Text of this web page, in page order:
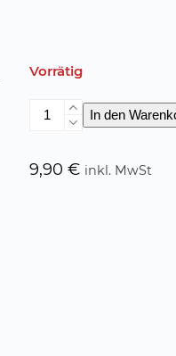
Vorrätig
Kulturschocker
Menge
In den
9,90 € inkl. MwSt